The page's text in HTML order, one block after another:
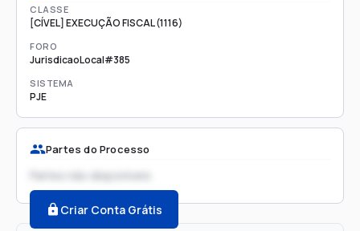
CLASSE
[CÍVEL] EXECUÇÃO FISCAL (1116)
FORO
JurisdicaoLocal#385
SISTEMA
PJE
Partes do Processo
Partes não disponíveis
Criar Conta Grátis